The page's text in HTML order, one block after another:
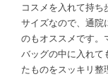
コスメを入れて持ち
サイズなので、通院
のもオススメです。
バッグの中に入れて
たものをスッキリ整